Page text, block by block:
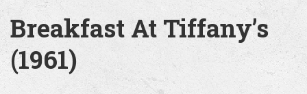
Breakfast At Tiffany’s
(1961)